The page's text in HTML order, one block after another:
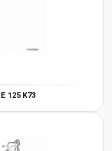
125 K73